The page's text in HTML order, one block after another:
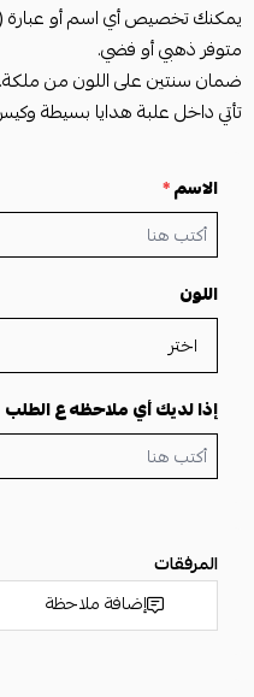
يمكنك تخصيص أي اسم أو عبارة
متوفر ذهبي أو فضي.
ضمان سنتين على اللون من ملكة.
تأتي داخل علبة هدايا بسيطة
الاسم*
اللون
إذا لديك أي ملاحظه ع الطلب
المرفقات
إضافة ملاحظة